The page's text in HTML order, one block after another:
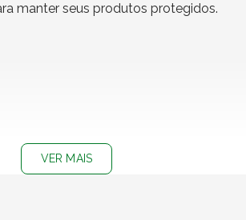
manter seus produtos protegidos.
VER MAIS